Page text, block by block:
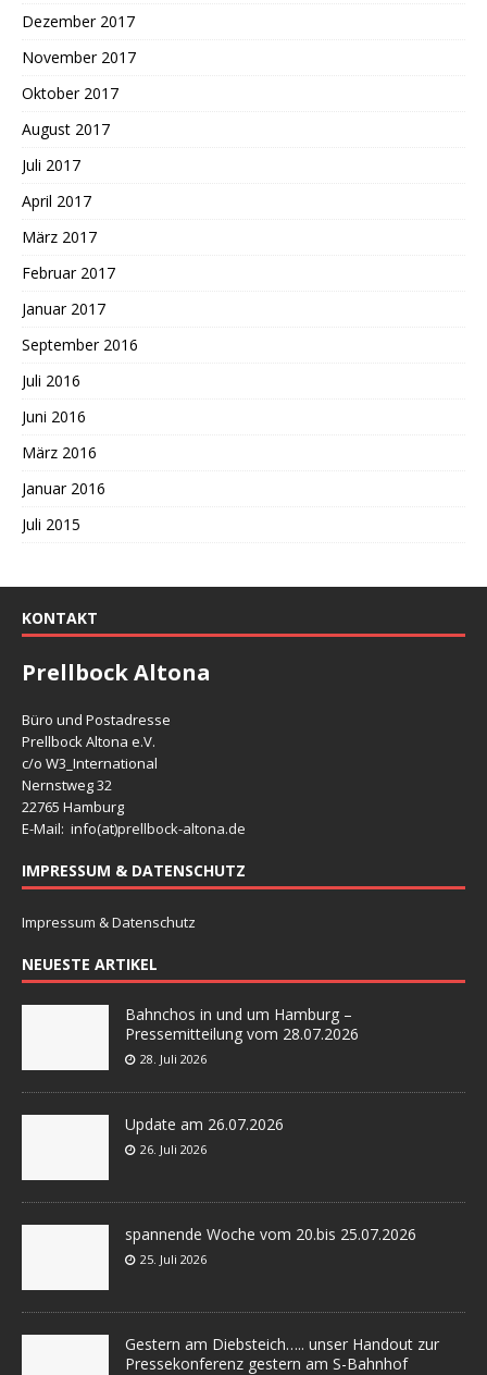
Dezember 2017
November 2017
Oktober 2017
August 2017
Juli 2017
April 2017
März 2017
Februar 2017
Januar 2017
September 2016
Juli 2016
Juni 2016
März 2016
Januar 2016
Juli 2015
KONTAKT
Prellbock Altona
Büro und Postadresse
Prellbock Altona e.V.
c/o W3_International
Nernstweg 32
22765 Hamburg
E-Mail: info(at)prellbock-altona.de
IMPRESSUM & DATENSCHUTZ
Impressum & Datenschutz
NEUESTE ARTIKEL
Bahnchos in und um Hamburg –
Pressemitteilung vom 28.07.2026
28. Juli 2026
Update am 26.07.2026
26. Juli 2026
spannende Woche vom 20.bis 25.07.2026
25. Juli 2026
Gestern am Diebsteich….. unser Handout zur
Pressekonferenz gestern am S-Bahnhof